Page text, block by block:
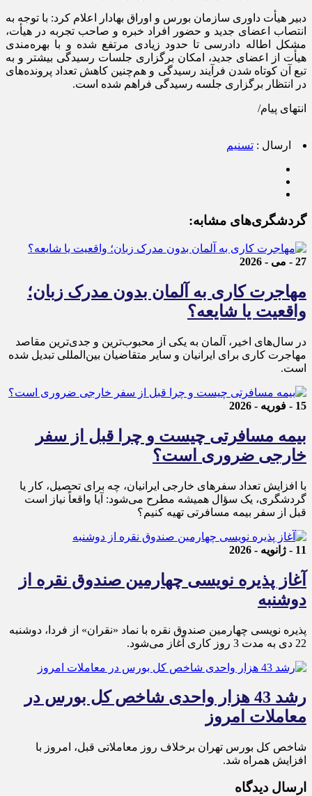
دبیر هیأت داوری سازمان بورس و اوراق بهادار اعلام کرد: با توجه به
انتصاب اعضای جدید و حضور افراد خبره و صاحب تجربه در هیأت،
مشکل اطاله دادرسی تا حدود زیادی مرتفع شده و با بهره‌مندی
هیأت از اعضای جدید، امکان برگزاری جلسات رسیدگی بیشتر و به
تبع آن کوتاه شدن فرآیند رسیدگی و هم‌چنین کاهش تعداد پرونده‌های
در انتظار برگزاری جلسه رسیدگی فراهم شده است.
انتهای پیام/
ارسال : تسنیم
گردشگری‌های مشابه:
27 - می - 2026
مهاجرت کاری به آلمان بدون مدرک زبان؛
واقعیت یا شایعه؟
در سال‌های اخیر، آلمان به یکی از محبوب‌ترین و جدی‌ترین مقاصد
مهاجرت کاری برای ایرانیان و سایر متقاضیان بین‌المللی تبدیل شده
است.
15 - فوریه - 2026
بیمه مسافرتی چیست و چرا قبل از سفر
خارجی ضروری است؟
با افزایش تعداد سفرهای خارجی ایرانیان، چه برای تحصیل، کار یا
گردشگری، یک سؤال همیشه مطرح می‌شود: آیا واقعاً نیاز است
قبل از سفر بیمه مسافرتی تهیه کنیم؟
11 - ژانویه - 2026
آغاز پذیره نویسی چهارمین صندوق نقره از
دوشنبه
پذیره‌ نویسی چهارمین صندوق نقره با نماد «نقران» از فردا، دوشنبه
22 دی به مدت 3 روز کاری آغاز می‌شود.
رشد 43 هزار واحدی شاخص کل بورس در
معاملات امروز
شاخص کل بورس تهران برخلاف روز معاملاتی قبل، امروز با
افزایش همراه شد.
ارسال دیدگاه